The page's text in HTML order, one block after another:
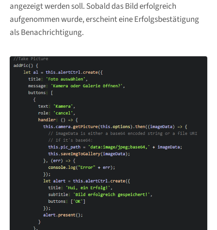
angezeigt werden soll. Sobald das Bild erfolgreich
aufgenommen wurde, erscheint eine Erfolgsbestätigung
als Benachrichtigung.